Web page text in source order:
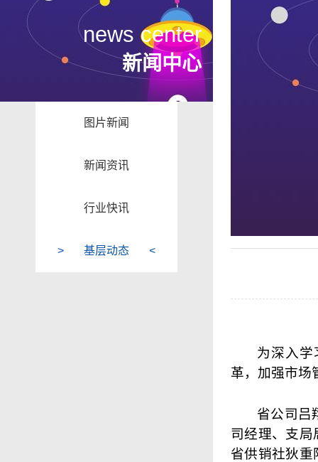
news center
新闻中心
图片新闻
新闻资讯
行业快讯
基层动态
为深入学
革，加强市场
省公司吕
司经理、支局
省供销社狄重